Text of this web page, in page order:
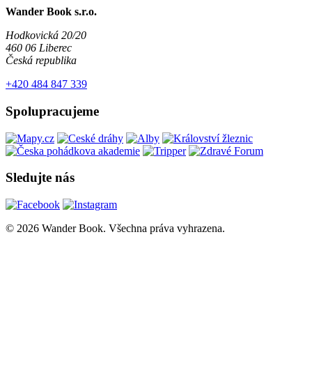
Wander Book s.r.o.
Hodkovická 20/20
460 06 Liberec
Česká republika
+420 484 847 339
Spolupracujeme
Sledujte nás
© 2026 Wander Book. Všechna práva vyhrazena.